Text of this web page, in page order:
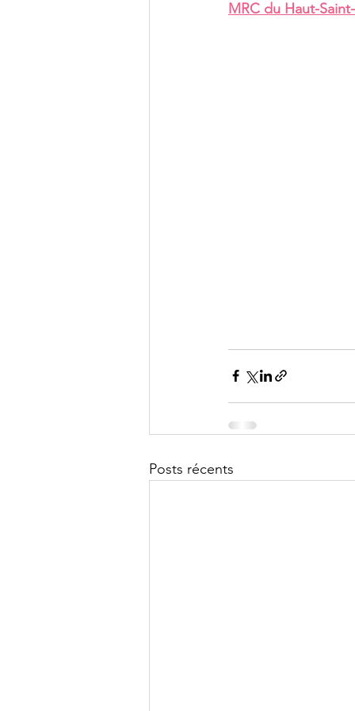
MRC du Haut-
Posts récents